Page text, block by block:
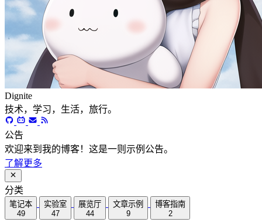
Dignite
技术，学习，生活，旅行。
公告
欢迎来到我的博客！这是一则示例公告。
了解更多
分类
笔记本
49
实验室
47
展览厅
44
文章示例
9
博客指南
2